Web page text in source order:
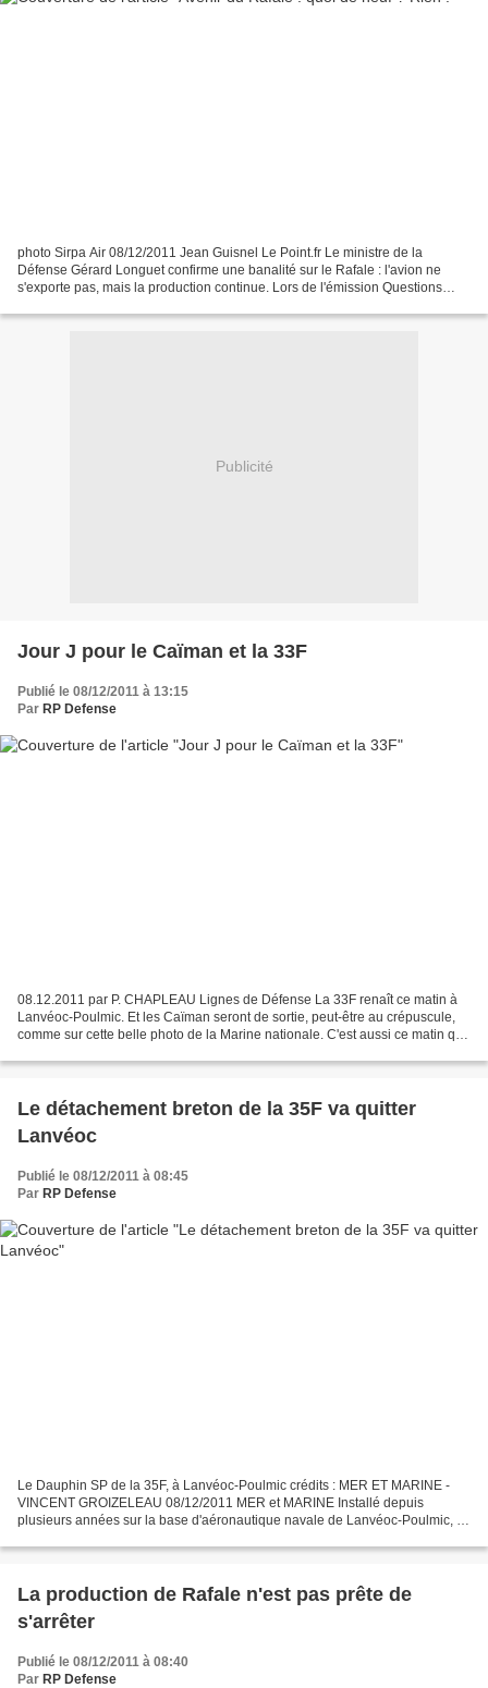
photo Sirpa Air 08/12/2011 Jean Guisnel Le Point.fr Le ministre de la
Défense Gérard Longuet confirme une banalité sur le Rafale : l'avion ne
s'exporte pas, mais la production continue. Lors de l'émission Questions
Publicité
Jour J pour le Caïman et la 33F
Publié le 08/12/2011 à 13:15
Par RP Defense
08.12.2011 par P. CHAPLEAU Lignes de Défense La 33F renaît ce matin à
Lanvéoc-Poulmic. Et les Caïman seront de sortie, peut-être au crépuscule,
comme sur cette belle photo de la Marine nationale. C'est aussi ce matin que
Le détachement breton de la 35F va quitter
Lanvéoc
Publié le 08/12/2011 à 08:45
Par RP Defense
Le Dauphin SP de la 35F, à Lanvéoc-Poulmic crédits : MER ET MARINE -
VINCENT GROIZELEAU 08/12/2011 MER et MARINE Installé depuis
plusieurs années sur la base d'aéronautique navale de Lanvéoc-Poulmic, le
La production de Rafale n'est pas prête de
s'arrêter
Publié le 08/12/2011 à 08:40
Par RP Defense